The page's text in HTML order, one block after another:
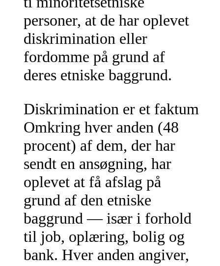
personer, at de har oplevet
diskrimination eller
fordomme på grund af
deres etniske baggrund.
Diskrimination er et faktum
Omkring hver anden (48
procent) af dem, der har
sendt en ansøgning, har
oplevet at få afslag på
grund af den etniske
baggrund — især i forhold
til job, oplæring, bolig og
bank. Hver anden angiver,